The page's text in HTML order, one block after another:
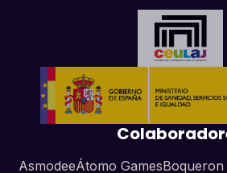
AsmodeeÁtomo GamesBoqueron